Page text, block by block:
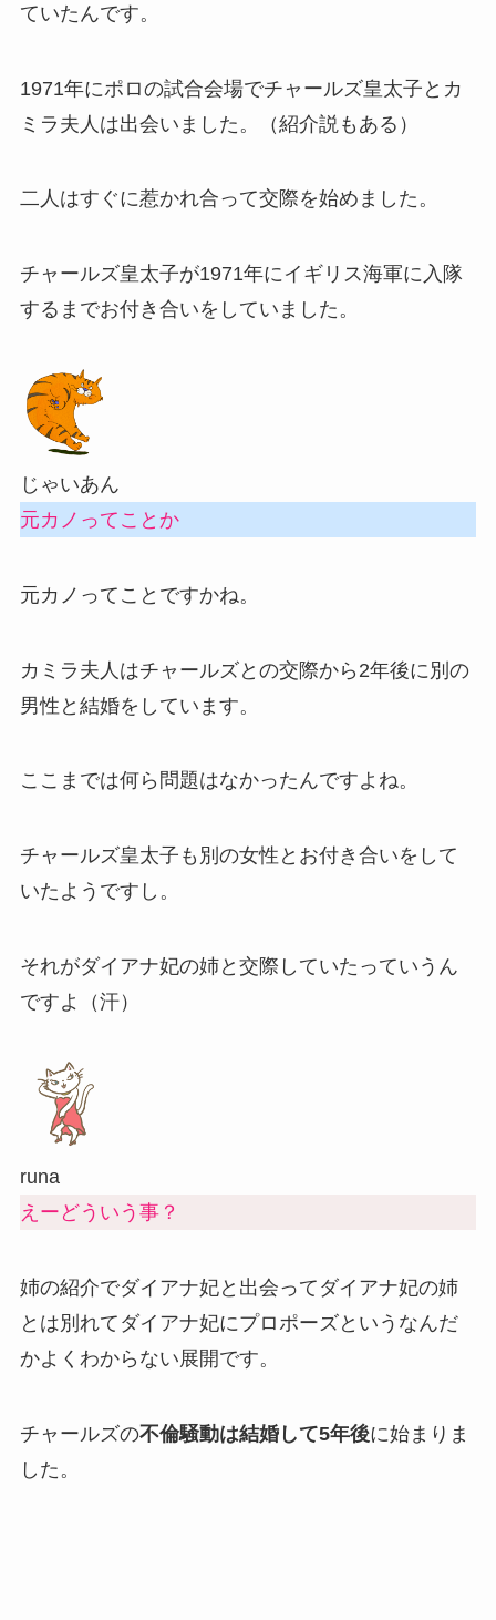
ていたんです。
1971年にポロの試合会場でチャールズ皇太子とカ
ミラ夫人は出会いました。（紹介説もある）
二人はすぐに惹かれ合って交際を始めました。
チャールズ皇太子が1971年にイギリス海軍に入隊
するまでお付き合いをしていました。
じゃいあん
元カノってことか
元カノってことですかね。
カミラ夫人はチャールズとの交際から2年後に 別の
男性と結婚をしています。
ここまでは何ら問題はなかったんですよね。
チャールズ皇太子も別の女性とお付き合いをして
いたようですし。
それがダイアナ妃の姉と交際していたっていうん
ですよ（汗）
runa
えーどういう事？
姉の紹介でダイアナ妃と出会ってダイアナ妃の姉
とは別れてダイアナ妃にプロポーズというなんだ
かよくわからない展開です。
チャールズの不倫騒動は結婚して5年後に始まりま
した。